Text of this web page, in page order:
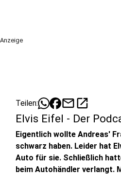
Anzeige
Teilen: mailopen_in_new
Elvis Eifel - Der
Eigentlich wollte Andreas'
schwarz haben. Leider hat
Auto für sie. Schließlich
beim Autohändler verlangt.